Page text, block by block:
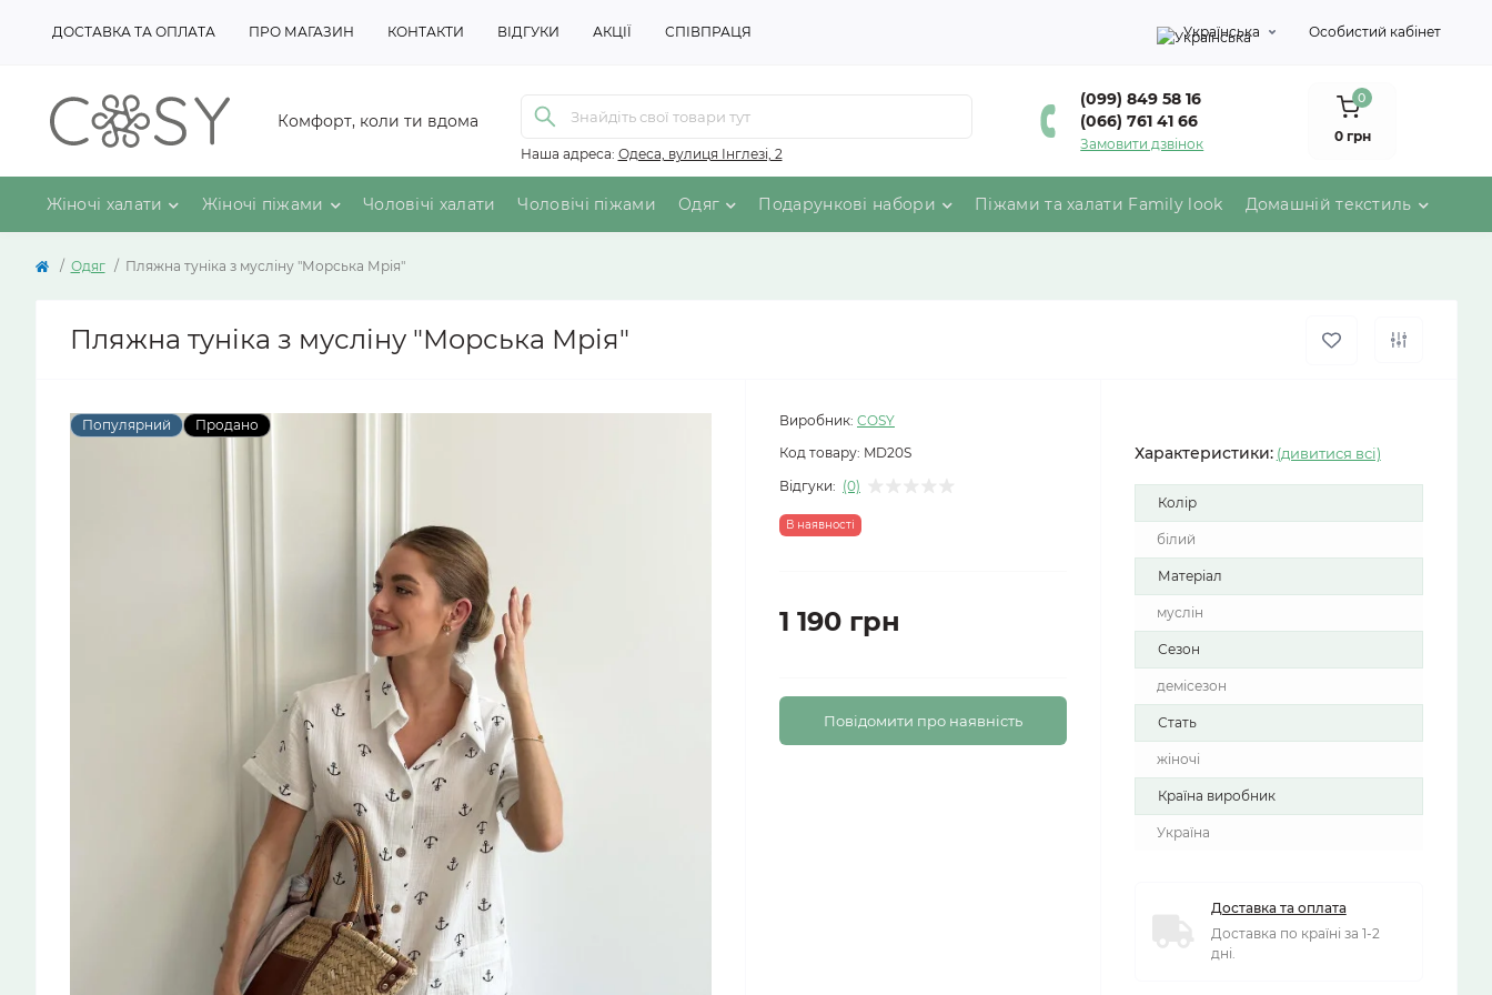
ДОСТАВКА ТА ОПЛАТА ПРО МАГАЗИН КОНТАКТИ ВІДГУКИ АКЦІЇ СПІВПРАЦЯ Українська Особистий кабінет
Комфорт, коли ти вдома
Наша адреса: Одеса, вулиця Інглезі, 2
(099) 849 58 16
(066) 761 41 66
Замовити дзвінок
0
0 грн
Жіночі халати Жіночі піжами Чоловічі халати Чоловічі піжами Одяг Подарункові набори Піжами та халати Family look Домашній текстиль
Одяг Пляжна туніка з мусліну "Морська Мрія"
Пляжна туніка з мусліну "Морська Мрія"
Популярний Продано Виробник: COSY
Код товару: MD20S
Відгуки: (0)
В наявності
1 190 грн
Повідомити про наявність
Характеристики: (дивитися всі)
Колір
білий
Матеріал
муслін
Сезон
демісезон
Стать
жіночі
Країна виробник
Україна
Доставка та оплата
Доставка по країні за 1-2
дні.